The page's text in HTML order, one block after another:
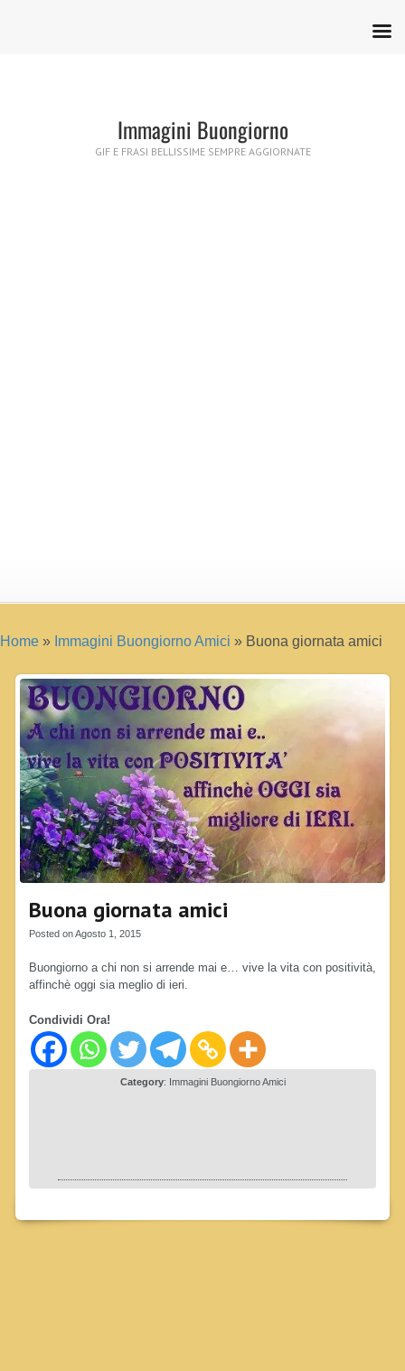
Immagini Buongiorno
GIF E FRASI BELLISSIME SEMPRE AGGIORNATE
Home » Immagini Buongiorno Amici » Buona giornata amici
Buona giornata amici
Posted on Agosto 1, 2015
Buongiorno a chi non si arrende mai e… vive la vita con positività,
affinchè oggi sia meglio di ieri.
Condividi Ora!
Category: Immagini Buongiorno Amici